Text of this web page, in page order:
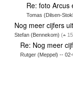
Re: foto Arcus
Tomas (Dilsen-
Nog meer cijfers
Stefan (Bennekom) (
Re: Nog meer
Rutger (Meppel) --